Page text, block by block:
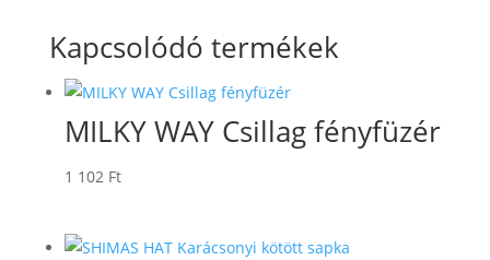
Kapcsolódó termékek
MILKY WAY Csillag fényfüzér
1 102 Ft